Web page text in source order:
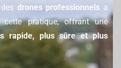
drones professionnels a
cette pratique, offrant une
rapide, plus sûre et plus